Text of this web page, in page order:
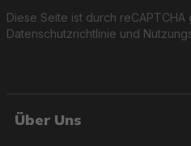
Diese Seite ist durch
Datenschutzrichtlinie und
Über Uns